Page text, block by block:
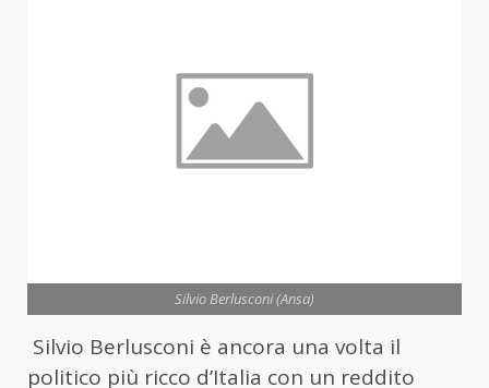
Silvio Berlusconi (Ansa)
Silvio Berlusconi è ancora una volta il
politico più ricco d’Italia con un reddito